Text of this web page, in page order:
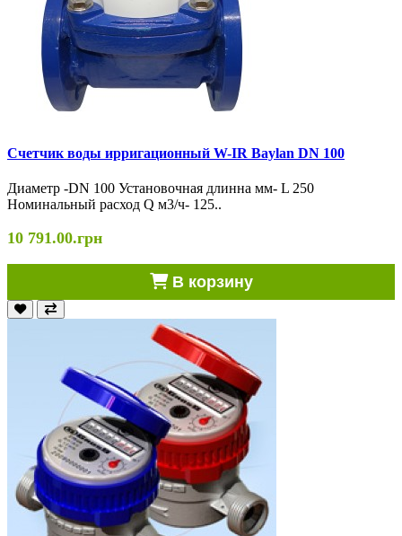
Счетчик воды ирригационный W-IR Baylan DN 100
Диаметр -DN 100 Установочная длинна мм- L 250
Номинальный расход Q м3/ч- 125..
10 791.00.грн
В корзину